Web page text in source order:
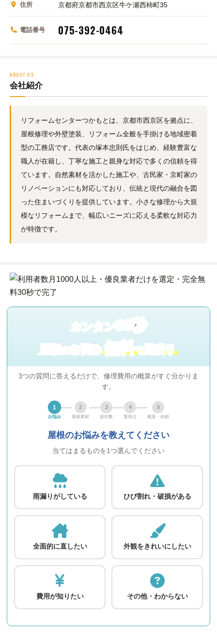
住所 京都府京都市西京区牛ケ瀬西柿町35
電話番号 075-392-0464
ABOUT US
会社紹介
リフォームセンターつかもとは、京都市西京区を拠点に、
屋根修理や外壁塗装、リフォーム全般を手掛ける地域密着
型の工務店です。代表の塚本忠則氏をはじめ、経験豊富な
職人が在籍し、丁寧な施工と親身な対応で多くの信頼を得
ています。自然素材を活かした施工や、古民家・京町家の
リノベーションにも対応しており、伝統と現代の融合を図
った住まいづくりを提供しています。小さな修理から大規
模なリフォームまで、幅広いニーズに応える柔軟な対応力
が特徴です。
カンタン60秒
屋根 のお悩み無料で見積り
3つの質問に答えるだけで、修理費用の概算がすぐ分かりま
す。
1
お悩み
2
屋根素材
3
築年数
4
重視点
5
概算・依頼
屋根のお悩みを教えてください
当てはまるものを1つ選んでください
雨漏りがしている ひび割れ・破損がある
全面的に直したい 外観をきれいにしたい
費用が知りたい その他・わからない